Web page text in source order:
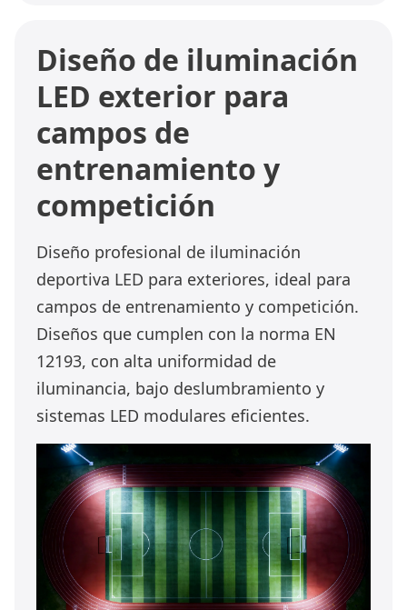
Diseño de iluminación
LED exterior para
campos de
entrenamiento y
competición
Diseño profesional de iluminación
deportiva LED para exteriores, ideal para
campos de entrenamiento y competición.
Diseños que cumplen con la norma EN
12193, con alta uniformidad de
iluminancia, bajo deslumbramiento y
sistemas LED modulares eficientes.